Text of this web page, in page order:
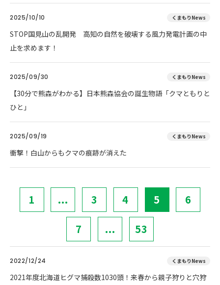
2025/10/10 くまもりNews
STOP国見山の乱開発 高知の自然を破壊する風力発電計画の中
止を求めます！
2025/09/30 くまもりNews
【30分で熊森がわかる】日本熊森協会の誕生物語「クマともりと
ひと」
2025/09/19 くまもりNews
衝撃！白山からもクマの痕跡が消えた
1 ... 3 4 5 6
7 ... 53
2022/12/24 くまもりNews
2021年度北海道ヒグマ捕殺数1030頭！来春から親子狩りと穴狩